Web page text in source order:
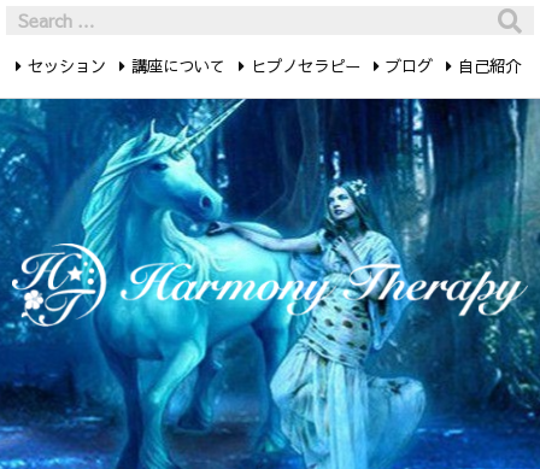
セッション 講座について ヒプノセラピー ブログ 自己紹介
最新記事 お問い合わせ